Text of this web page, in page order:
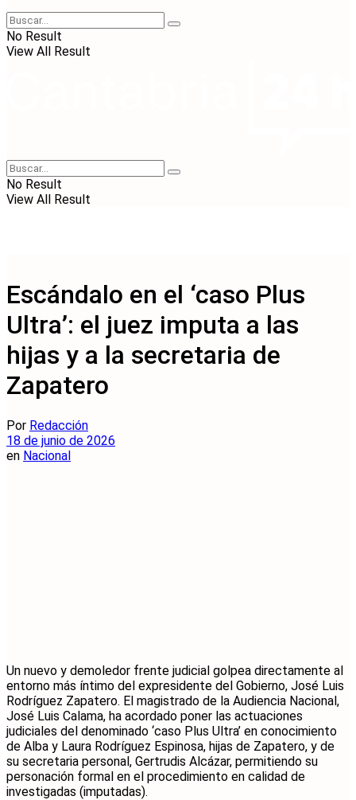
No Result
View All Result
No Result
View All Result
Escándalo en el ‘caso Plus
Ultra’: el juez imputa a las
hijas y a la secretaria de
Zapatero
Por Redacción
18 de junio de 2026
en Nacional
Un nuevo y demoledor frente judicial golpea directamente al
entorno más íntimo del expresidente del Gobierno, José Luis
Rodríguez Zapatero. El magistrado de la Audiencia Nacional,
José Luis Calama, ha acordado poner las actuaciones
judiciales del denominado ‘caso Plus Ultra’ en conocimiento
de Alba y Laura Rodríguez Espinosa, hijas de Zapatero, y de
su secretaria personal, Gertrudis Alcázar, permitiendo su
personación formal en el procedimiento en calidad de
investigadas (imputadas).